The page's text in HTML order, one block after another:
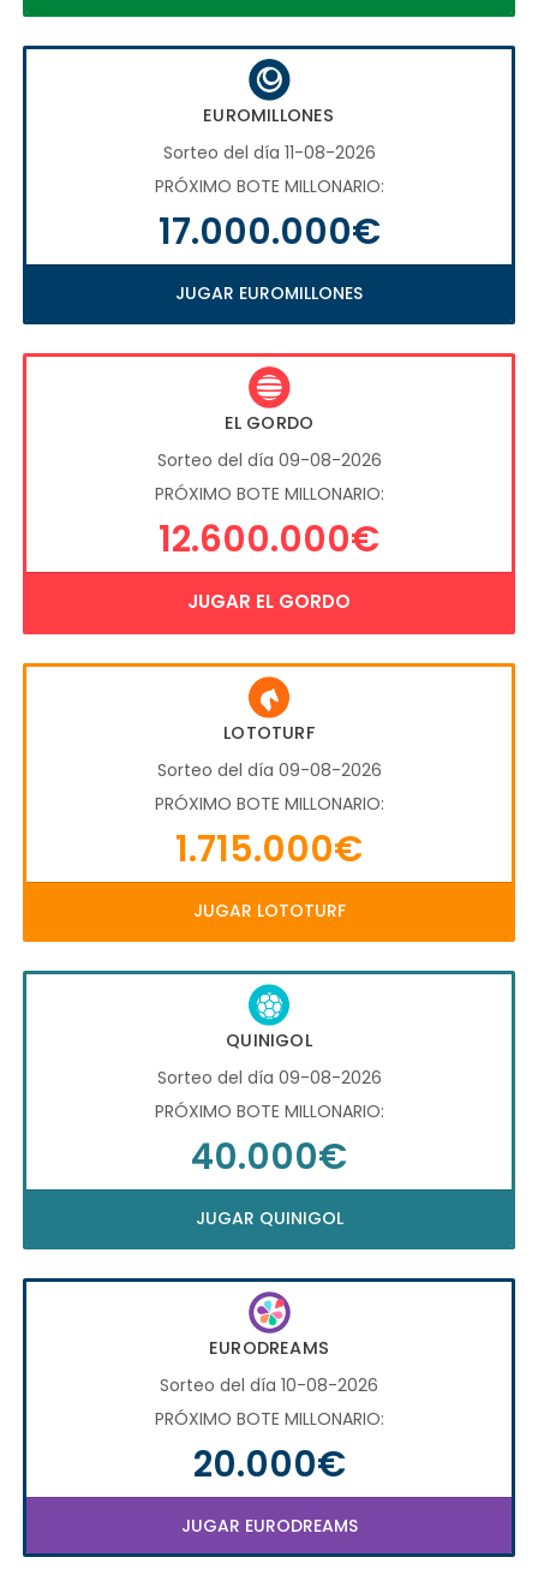
EUROMILLONES
Sorteo del día 11-08-2026
PRÓXIMO BOTE MILLONARIO:
17.000.000€
JUGAR EUROMILLONES
EL GORDO
Sorteo del día 09-08-2026
PRÓXIMO BOTE MILLONARIO:
12.600.000€
JUGAR EL GORDO
LOTOTURF
Sorteo del día 09-08-2026
PRÓXIMO BOTE MILLONARIO:
1.715.000€
JUGAR LOTOTURF
QUINIGOL
Sorteo del día 09-08-2026
PRÓXIMO BOTE MILLONARIO:
40.000€
JUGAR QUINIGOL
EURODREAMS
Sorteo del día 10-08-2026
PRÓXIMO BOTE MILLONARIO:
20.000€
JUGAR EURODREAMS